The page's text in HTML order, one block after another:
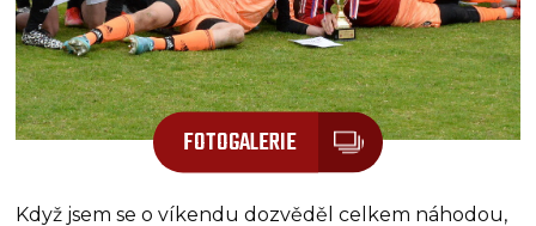
FOTOGALERIE
Když jsem se o víkendu dozvěděl celkem náhodou,